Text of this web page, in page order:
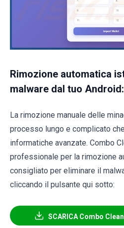
Rimozione automatica
malware dal tuo Android:
La rimozione manuale delle
processo lungo e complicato
informatiche avanzate. Combo
professionale per la rimozione
consigliato per eliminare il
cliccando il pulsante qui sotto:
SCARICA Combo